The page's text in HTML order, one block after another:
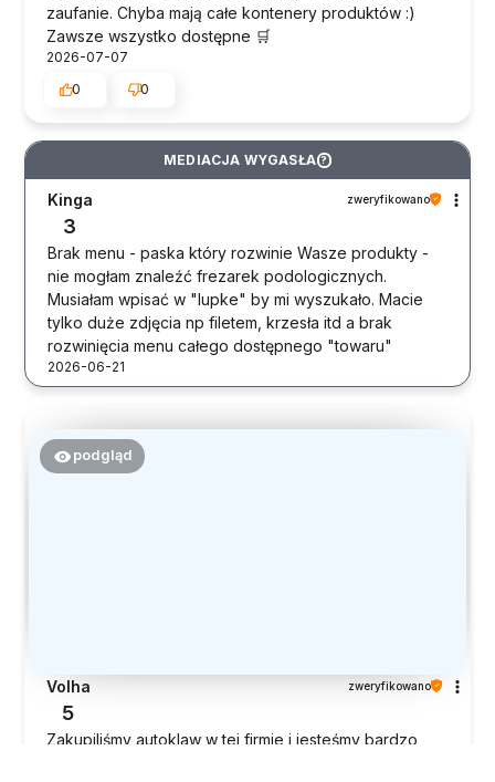
zaufanie. Chyba mają całe kontenery produktów :)
Zawsze wszystko dostępne 🛒
2026-07-07
0
0
MEDIACJA WYGASŁA ?
Kinga zweryfikowano
3
Brak menu - paska który rozwinie Wasze produkty -
nie mogłam znaleźć frezarek podologicznych.
Musiałam wpisać w "lupke" by mi wyszukało. Macie
tylko duże zdjęcia np filetem, krzesła itd a brak
rozwinięcia menu całego dostępnego "towaru"
2026-06-21
podgląd
Volha zweryfikowano
5
Zakupiliśmy autoklaw w tej firmie i jesteśmy bardzo